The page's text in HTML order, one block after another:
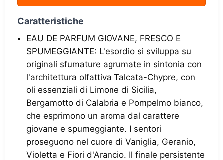
Caratteristiche
EAU DE PARFUM GIOVANE, FRESCO E
SPUMEGGIANTE: L'esordio si sviluppa su
originali sfumature agrumate in sintonia con
l'architettura olfattiva Talcata-Chypre, con
oli essenziali di Limone di Sicilia,
Bergamotto di Calabria e Pompelmo bianco,
che esprimono un aroma dal carattere
giovane e spumeggiante. I sentori
proseguono nel cuore di Vaniglia, Geranio,
Violetta e Fiori d'Arancio. Il finale persistente